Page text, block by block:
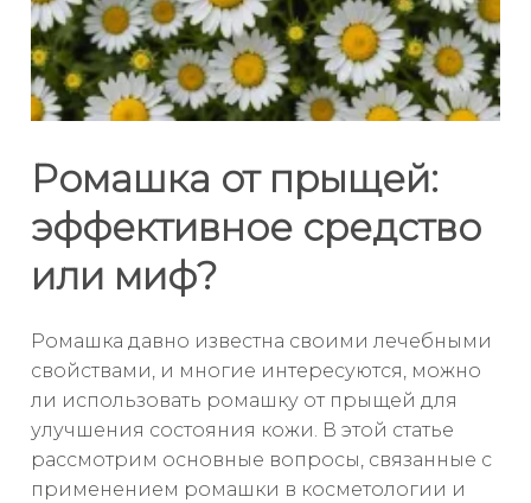
Ромашка от прыщей:
эффективное средство
или миф?
Ромашка давно известна своими лечебными
свойствами, и многие интересуются, можно
ли использовать ромашку от прыщей для
улучшения состояния кожи. В этой статье
рассмотрим основные вопросы, связанные с
применением ромашки в косметологии и